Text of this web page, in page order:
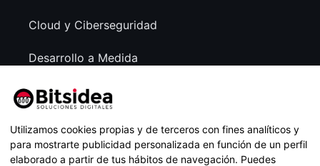
Cloud y Ciberseguridad
Desarrollo a Medida
Contacto
Av. Real Fábrica de Sedas, 28 45600
Talavera de la Reina (Toledo)
Utilizamos cookies propias y de terceros con fines analíticos y
para mostrarte publicidad personalizada en función de un perfil
elaborado a partir de tus hábitos de navegación. Puedes